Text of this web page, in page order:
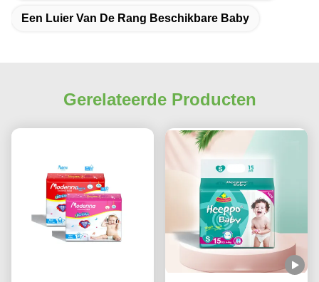
Een Luier Van De Rang Beschikbare Baby
Gerelateerde Producten